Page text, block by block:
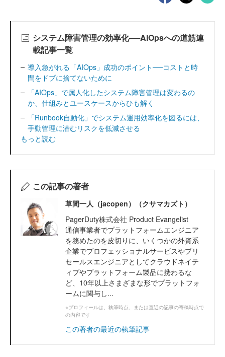
システム障害管理の効率化──AIOpsへの道筋連
載記事一覧
導入急がれる「AIOps」成功のポイント──コストと時
間をドブに捨てないために
「AIOps」で属人化したシステム障害管理は変わるの
か、仕組みとユースケースからひも解く
「Runbook自動化」でシステム運用効率化を図るには、
手動管理に潜むリスクを低減させる
もっと読む
この記事の著者
草間一人（jacopen）（クサマカズト）
PagerDuty株式会社 Product Evangelist
通信事業者でプラットフォームエンジニア
を務めたのを皮切りに、いくつかの外資系
企業でプロフェッショナルサービスやプリ
セールスエンジニアとしてクラウドネイテ
ィブやプラットフォーム製品に携わるな
ど、10年以上さまざまな形でプラットフォ
ームに関与し...
※プロフィールは、執筆時点、または直近の記事の寄稿時点で
の内容です
この著者の最近の執筆記事